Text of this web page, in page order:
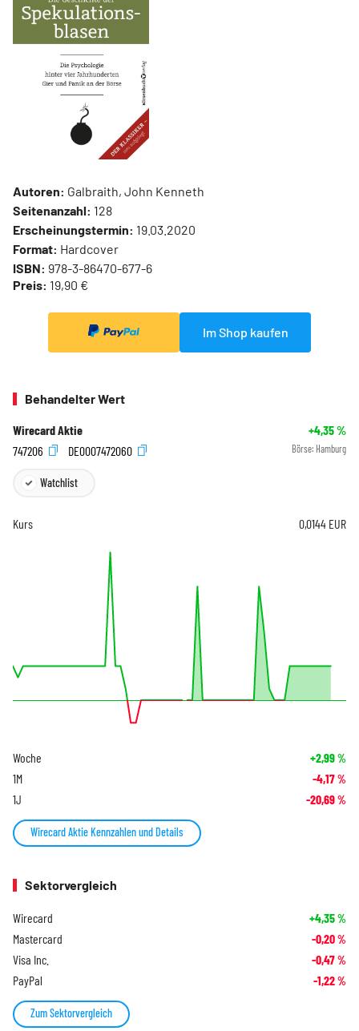
Autoren: Galbraith, John Kenneth
Seitenanzahl: 128
Erscheinungstermin: 19.03.2020
Format: Hardcover
ISBN: 978-3-86470-677-6
Preis: 19,90 €
Im Shop kaufen
Behandelter Wert
Wirecard Aktie +4,35%
747206
DE0007472060 Börse: Hamburg
Watchlist
Kurs 0,0144 EUR
Woche +2,99%
1M -4,17%
1J -20,69%
Wirecard Aktie Kennzahlen und Details
Sektorvergleich
Wirecard +4,35%
Mastercard -0,20%
Visa Inc. -0,47%
PayPal -1,22%
Zum Sektorvergleich